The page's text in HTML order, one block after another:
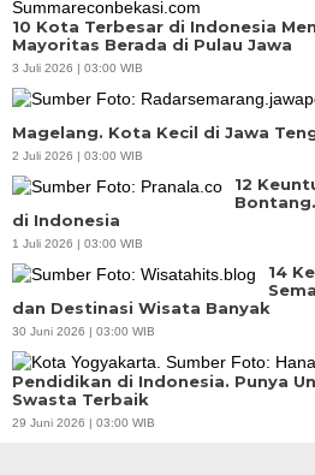
10 Kota Terbesar di Indonesia
Mayoritas Berada di Pulau Jawa
3 Juli 2026 | 03:00 WIB
Magelang. Kota Kecil di Jawa
2 Juli 2026 | 03:00 WIB
12
di Indonesia
1 Juli 2026 | 03:00 WIB
14
dan Destinasi Wisata Banyak
30 Juni 2026 | 03:00 WIB
Pendidikan di Indonesia. Punya
Swasta Terbaik
29 Juni 2026 | 03:00 WIB